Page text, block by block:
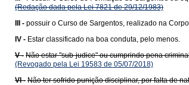
(Redação dada pela Lei 7821 de 29/12/1983)
III - possuir o Curso de Sargentos, realizado na
IV - Estar classificado na boa conduta, pelo menos.
V - Não estar "sub-judice" ou cumprindo pena
(Revogado pela Lei 19583 de 05/07/2018)
VI - Não ter sofrido punição disciplinar, por falta de